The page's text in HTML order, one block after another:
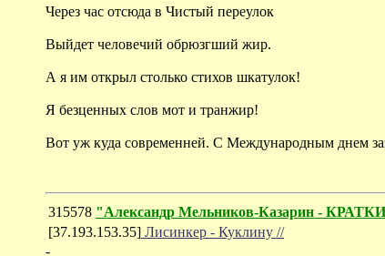
Через час отсюда в Чистый переулок
Выйдет человечий обрюзгший жир.
А я им открыл столько стихов шкатулок!
Я безценных слов мот и транжир!
Вот уж куда современней. С Международным днем
315578 "Александр Мельников-Казарин -
[37.193.153.35] Лисинкер - Куклину //
-